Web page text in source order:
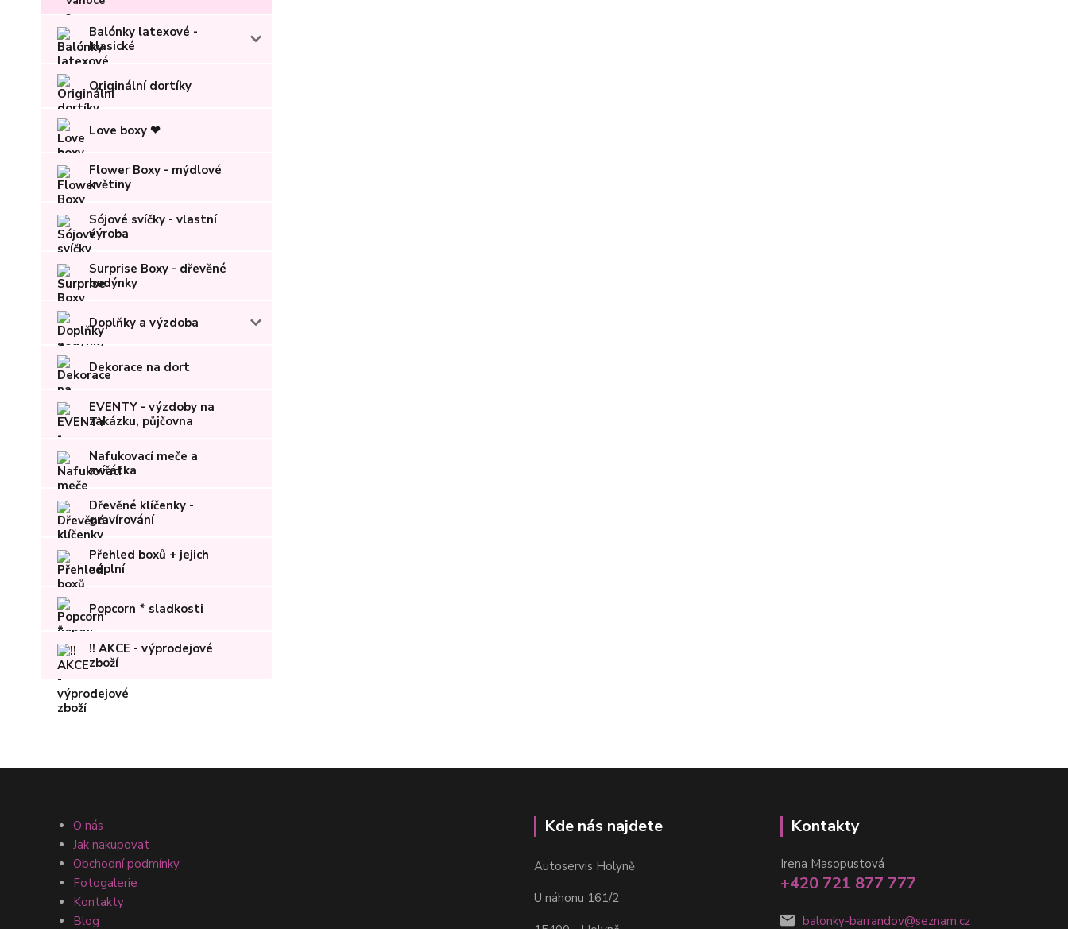
Balónky latexové -
klasické
Originální dortíky
Love boxy ❤
Flower Boxy - mýdlové
květiny
Sójové svíčky - vlastní
výroba
Surprise Boxy - dřevěné
bedýnky
Doplňky a výzdoba
Dekorace na dort
EVENTY - výzdoby na
zakázku, půjčovna
Nafukovací meče a
zvířátka
Dřevěné klíčenky -
gravírování
Přehled boxů + jejich
náplní
Popcorn * sladkosti
!! AKCE - výprodejové
zboží
O nás
Jak nakupovat
Obchodní podmínky
Fotogalerie
Kontakty
Blog
Kde nás najdete
Autoservis Holyně
U náhonu 161/2
Kontakty
Irena Masopustová
+420 721 877 777
balonky-barrandov@seznam.cz